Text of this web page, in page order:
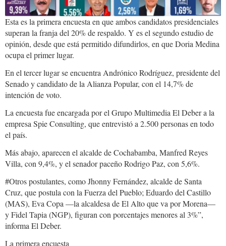
Esta es la primera encuesta en que ambos candidatos presidenciales
superan la franja del 20% de respaldo. Y es el segundo estudio de
opinión, desde que está permitido difundirlos, en que Doria Medina
ocupa el primer lugar.
En el tercer lugar se encuentra Andrónico Rodríguez, presidente del
Senado y candidato de la Alianza Popular, con el 14,7% de
intención de voto.
La encuesta fue encargada por el Grupo Multimedia El Deber a la
empresa Spie Consulting, que entrevistó a 2.500 personas en todo
el país.
Más abajo, aparecen el alcalde de Cochabamba, Manfred Reyes
Villa, con 9,4%, y el senador paceño Rodrigo Paz, con 5,6%.
#Otros postulantes, como Jhonny Fernández, alcalde de Santa
Cruz, que postula con la Fuerza del Pueblo; Eduardo del Castillo
(MAS), Eva Copa —la alcaldesa de El Alto que va por Morena—
y Fidel Tapia (NGP), figuran con porcentajes menores al 3%”,
informa El Deber.
La primera encuesta